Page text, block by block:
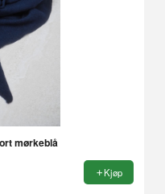
mørkeblå
Kjøp